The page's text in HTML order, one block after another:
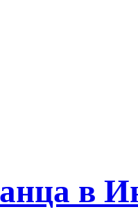
в